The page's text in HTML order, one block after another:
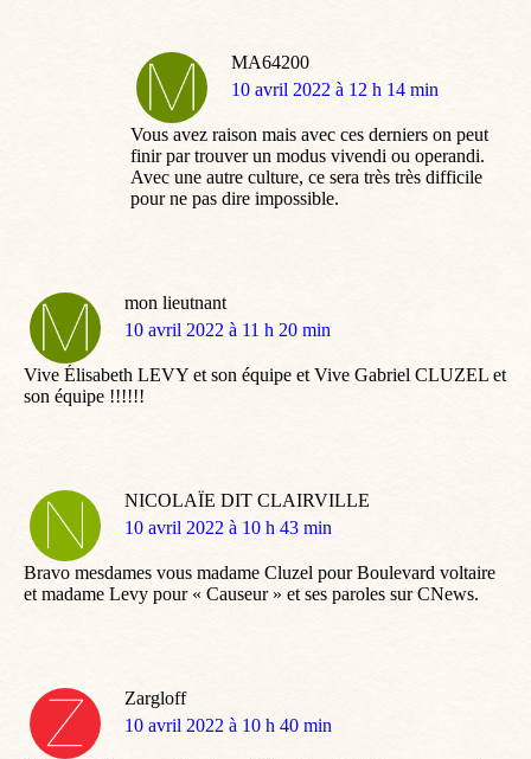
MA64200
dit
10 avril 2022 à 12 h 14 min
Vous avez raison mais avec ces derniers on peut
finir par trouver un modus vivendi ou operandi.
Avec une autre culture, ce sera très très difficile
pour ne pas dire impossible.
mon lieutnant
dit
10 avril 2022 à 11 h 20 min
Vive Élisabeth LEVY et son équipe et Vive Gabriel CLUZEL et
son équipe !!!!!!
NICOLAÏE DIT CLAIRVILLE
dit
10 avril 2022 à 10 h 43 min
Bravo mesdames vous madame Cluzel pour Boulevard voltaire
et madame Levy pour « Causeur » et ses paroles sur CNews.
Zargloff
dit
10 avril 2022 à 10 h 40 min